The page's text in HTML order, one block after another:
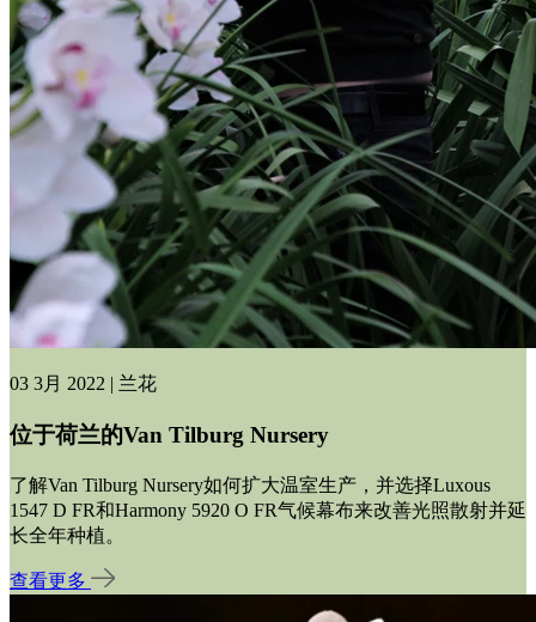
03 3月 2022 | 兰花
位于荷兰的Van Tilburg Nursery
了解Van Tilburg Nursery如何扩大温室生产，并选择Luxous
1547 D FR和Harmony 5920 O FR气候幕布来改善光照散射并延
长全年种植。
查看更多